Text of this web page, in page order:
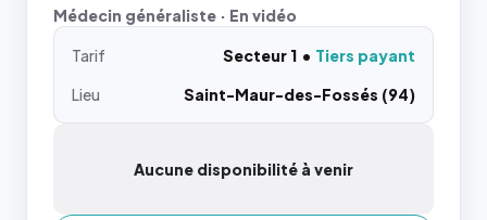
Médecin généraliste · En vidéo
Tarif Secteur 1
Tiers payant
Lieu
Saint-Maur-des-Fossés (94)
Aucune disponibilité à venir